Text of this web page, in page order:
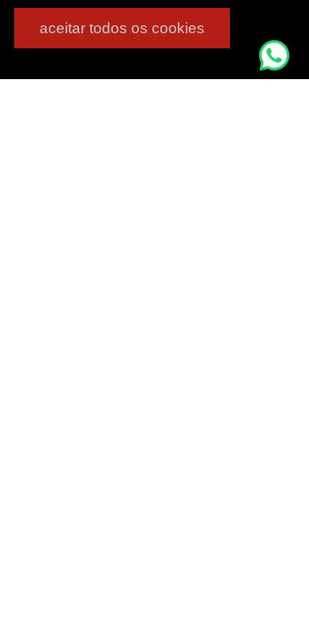
aceitar todos os cookies